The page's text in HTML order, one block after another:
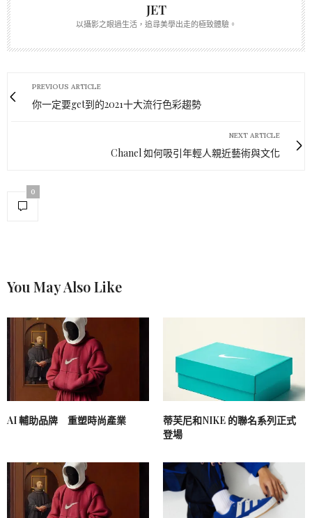
JET
以攝影之眼過生活，追尋美學出走的極致體驗。
PREVIOUS ARTICLE
你一定要get到的2021十大流行色彩趨勢
NEXT ARTICLE
Chanel 如何吸引年輕人親近藝術與文化
0
You May Also Like
AI 輔助品牌 重塑時尚產業
蒂芙尼和NIKE 的聯名系列正式
登場